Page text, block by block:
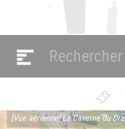
Navigation
Bouton
[Vue aérienne] La Caverne du